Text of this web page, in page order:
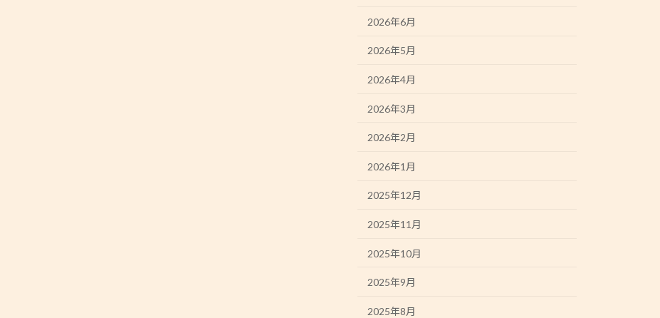
2026年6月
2026年5月
2026年4月
2026年3月
2026年2月
2026年1月
2025年12月
2025年11月
2025年10月
2025年9月
2025年8月